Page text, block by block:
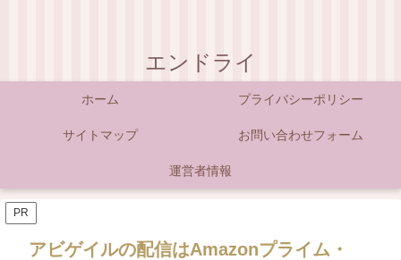
エンドライ
ホーム プライバシーポリシー
サイトマップ お問い合わせフォーム
運営者情報
PR
アビゲイルの配信はAmazonプライム・